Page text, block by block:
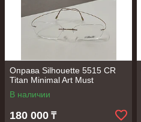
Оправа Silhouette 5515 CR
Titan Minimal Art Must
В наличии
180 000 ₸